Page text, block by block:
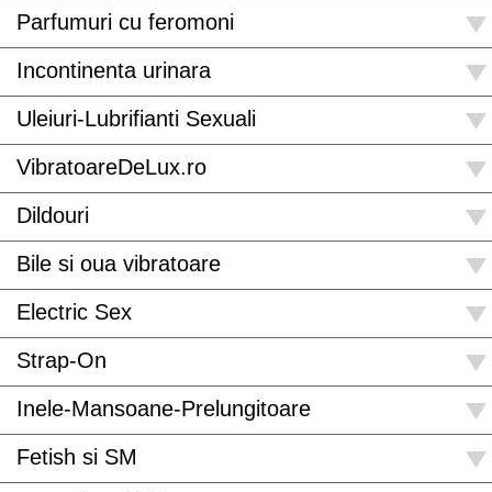
Parfumuri cu feromoni
Incontinenta urinara
Uleiuri-Lubrifianti Sexuali
VibratoareDeLux.ro
Dildouri
Bile si oua vibratoare
Electric Sex
Strap-On
Inele-Mansoane-Prelungitoare
Fetish si SM